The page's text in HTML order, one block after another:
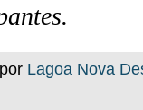
Lagoa Nova